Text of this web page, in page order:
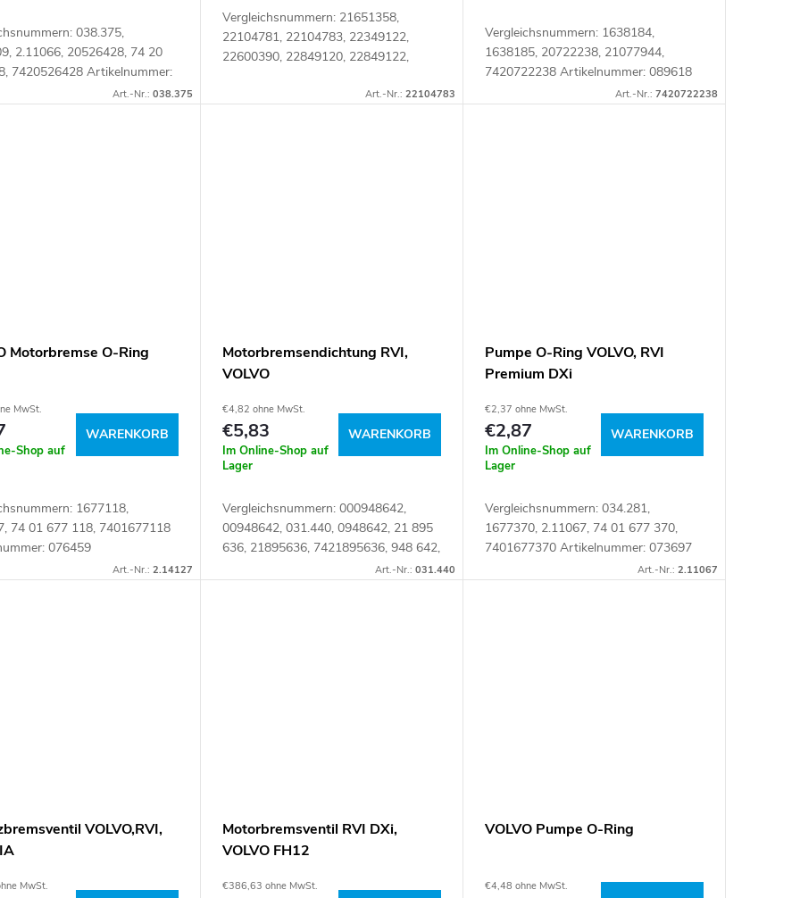
038.375,
2.11066, 20526428, 74 20
7420526428 Artikelnummer:
Art.-Nr.: 038.375
Vergleichsnummern: 21651358,
22104781, 22104783, 22349122,
22600390, 22849120, 22849122,
7422349122, 7422600390,Art.-Nr.: 22104783
Vergleichsnummern: 1638184,
1638185, 20722238, 21077944,
7420722238 Artikelnummer: 089618
Art.-Nr.: 7420722238
Motorbremse O-Ring
MwSt.
Shop auf
WARENKORB
1677118,
74 01 677 118, 7401677118
076459
Art.-Nr.: 2.14127
Motorbremsendichtung RVI,
VOLVO
€4,82 ohne MwSt.
€5,83
Im Online-Shop auf
Lager
WARENKORB
Vergleichsnummern: 000948642,
00948642, 031.440, 0948642, 21 895
636, 21895636, 7421895636, 948 642,
948642 Artikelnummer: 076300
Art.-Nr.: 031.440
Pumpe O-Ring VOLVO, RVI
Premium DXi
€2,37 ohne MwSt.
€2,87
Im Online-Shop auf
Lager
WARENKORB
Vergleichsnummern: 034.281,
1677370, 2.11067, 74 01 677 370,
7401677370 Artikelnummer: 073697
Art.-Nr.: 2.11067
VOLVO,RVI,
MwSt.
Motorbremsventil RVI DXi,
VOLVO FH12
€386,63 ohne MwSt.
VOLVO Pumpe O-Ring
€4,48 ohne MwSt.